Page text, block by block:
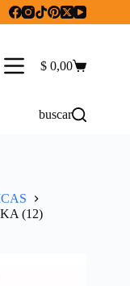
Carro
$ 0,00
buscar
(12)